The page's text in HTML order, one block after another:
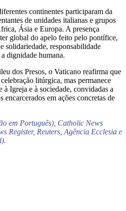
continentes participaram da
de unidades italianas e grupos
Ásia e Europa. A presença
global do apelo feito pelo pontífice,
solidariedade, responsabilidade
dignidade humana.
dos Presos, o Vaticano reafirma que
litúrgica, mas permanece
à Igreja e à sociedade, convidadas a
em ações concretas de
em Português), Catholic News
Register, Reuters, Agência Ecclesia e